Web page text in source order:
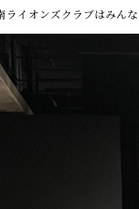
ライオンズクラブはみん